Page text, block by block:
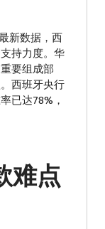
新数据，西
持力度。华
要组成部
西班牙央行
已达78%，
难点